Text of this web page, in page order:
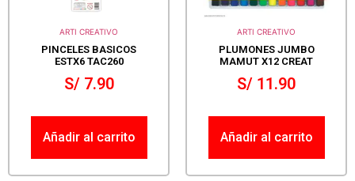
ARTI CREATIVO
PINCELES BASICOS
ESTX6 TAC260
S/7.90
Añadir al carrito
ARTI CREATIVO
PLUMONES JUMBO
MAMUT X12 CREAT
S/ 11.90
Añadir al carrito